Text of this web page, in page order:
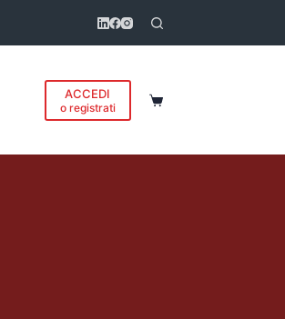
ACCEDI
o registrati Carrello